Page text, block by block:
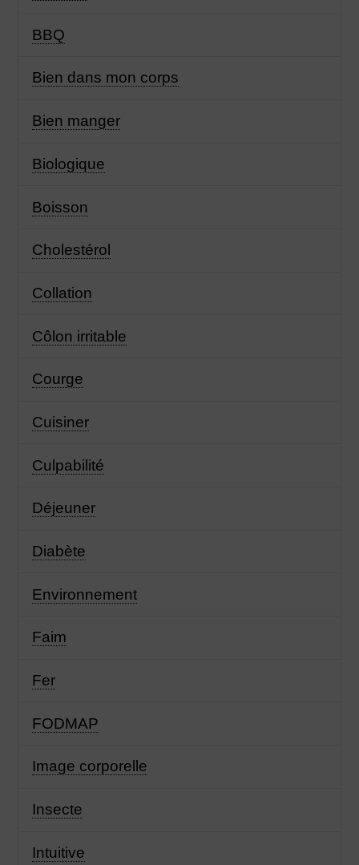
BBQ
Bien dans mon corps
Bien manger
Biologique
Boisson
Cholestérol
Collation
Côlon irritable
Courge
Cuisiner
Culpabilité
Déjeuner
Diabète
Environnement
Faim
Fer
FODMAP
Image corporelle
Insecte
Intuitive